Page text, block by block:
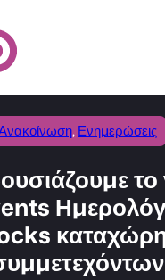
, Ενημερώσεις
το